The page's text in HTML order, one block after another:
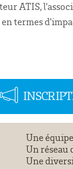
ATIS,
termes
Une équipe
Un réseau
Une